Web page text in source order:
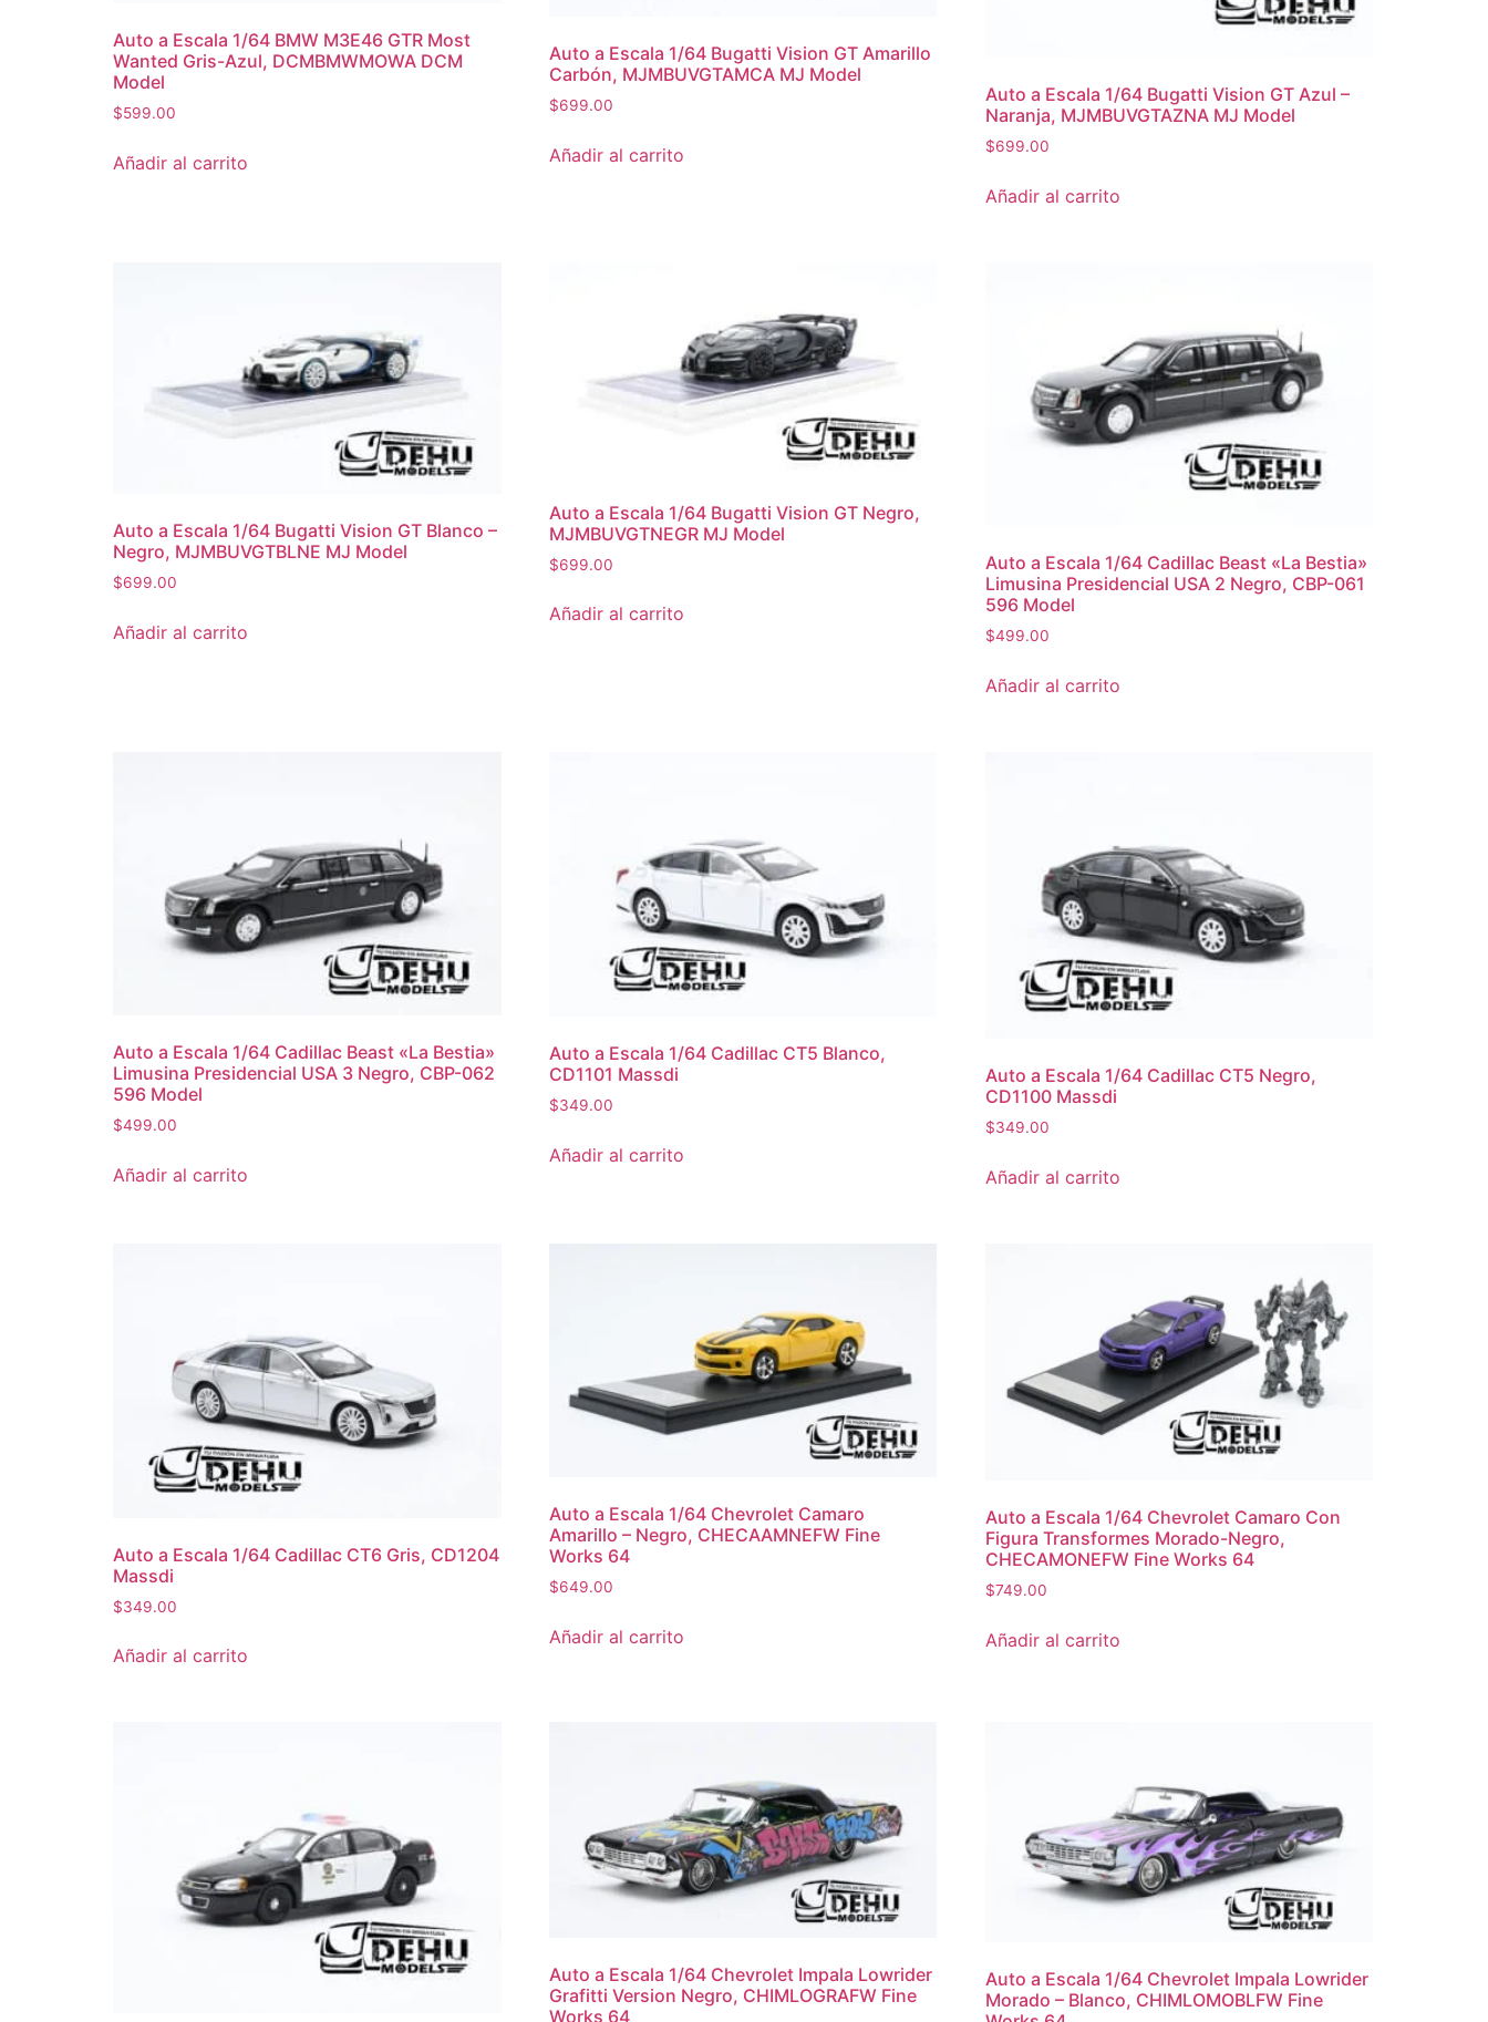
Auto a Escala 1/64 BMW M3E46 GTR Most
Wanted Gris-Azul, DCMBMWMOWA DCM
Model
$599.00
Añadir al carrito
Auto a Escala 1/64 Bugatti Vision GT Amarillo
Carbón, MJMBUVGTAMCA MJ Model
$699.00
Añadir al carrito
Auto a Escala 1/64 Bugatti Vision GT Azul –
Naranja, MJMBUVGTAZNA MJ Model
$699.00
Añadir al carrito
Auto a Escala 1/64 Bugatti Vision GT Blanco –
Negro, MJMBUVGTBLNE MJ Model
$699.00
Añadir al carrito
Auto a Escala 1/64 Bugatti Vision GT Negro,
MJMBUVGTNEGR MJ Model
$699.00
Añadir al carrito
Auto a Escala 1/64 Cadillac Beast «La Bestia»
Limusina Presidencial USA 2 Negro, CBP-061
596 Model
$499.00
Añadir al carrito
Auto a Escala 1/64 Cadillac Beast «La Bestia»
Limusina Presidencial USA 3 Negro, CBP-062
596 Model
$499.00
Añadir al carrito
Auto a Escala 1/64 Cadillac CT5 Blanco,
CD1101 Massdi
$349.00
Añadir al carrito
Auto a Escala 1/64 Cadillac CT5 Negro,
CD1100 Massdi
$349.00
Añadir al carrito
Auto a Escala 1/64 Cadillac CT6 Gris, CD1204
Massdi
$349.00
Añadir al carrito
Auto a Escala 1/64 Chevrolet Camaro
Amarillo – Negro, CHECAAMNEFW Fine
Works 64
$649.00
Añadir al carrito
Auto a Escala 1/64 Chevrolet Camaro Con
Figura Transformes Morado-Negro,
CHECAMONEFW Fine Works 64
$749.00
Añadir al carrito
Auto a Escala 1/64 Chevrolet Impala Lowrider
Grafitti Version Negro, CHIMLOGRAFW Fine
Works 64
Auto a Escala 1/64 Chevrolet Impala Lowrider
Morado – Blanco, CHIMLOMOBLFW Fine